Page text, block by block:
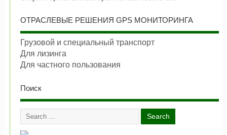
ОТРАСЛЕВЫЕ РЕШЕНИЯ GPS МОНИТОРИНГА
Грузовой и специальный транспорт
Для лизинга
Для частного пользования
Поиск